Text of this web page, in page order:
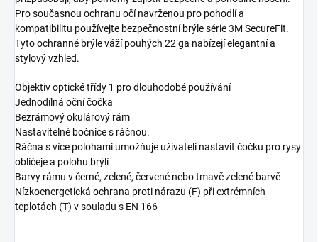
Pro současnou ochranu očí navrženou pro pohodlí a
kompatibilitu používejte bezpečnostní brýle série 3M SecureFit.
Tyto ochranné brýle váží pouhých 22 ga nabízejí elegantní a
stylový vzhled.
Objektiv optické třídy 1 pro dlouhodobé používání
Jednodílná oční čočka
Bezrámový okulárový rám
Nastavitelné bočnice s ráčnou.
Ráčna s více polohami umožňuje uživateli nastavit čočku pro rysy
obličeje a polohu brýlí
Barvy rámu v černé, zelené, červené nebo tmavě zelené barvě
Nízkoenergetická ochrana proti nárazu (F) při extrémních
teplotách (T) v souladu s EN 166